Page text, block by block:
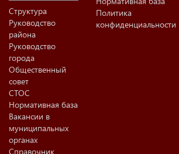
Структура
Руководство
района
Руководство
города
Общественный
совет
СТОС
Нормативная база
Вакансии в
муниципальных
органах
Справочник
Политика
конфиденциальности